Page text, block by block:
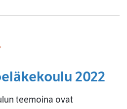
2022
teemoina ovat